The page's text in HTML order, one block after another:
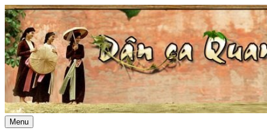
Menu